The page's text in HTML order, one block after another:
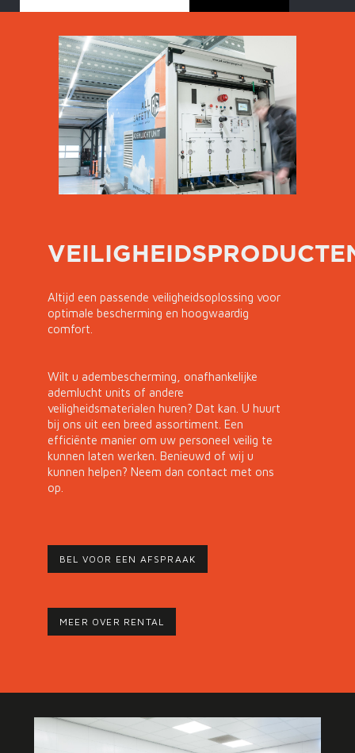
Altijd een passende veiligheidsoplossing voor
optimale bescherming en hoogwaardig
comfort.
Wilt u adembescherming, onafhankelijke
ademlucht units of andere
veiligheidsmaterialen huren? Dat kan. U huurt
bij ons uit een breed assortiment. Een
efficiënte manier om uw personeel veilig te
kunnen laten werken. Benieuwd of wij u
kunnen helpen? Neem dan contact met ons
op.
BEL VOOR EEN AFSPRAAK
MEER OVER RENTAL